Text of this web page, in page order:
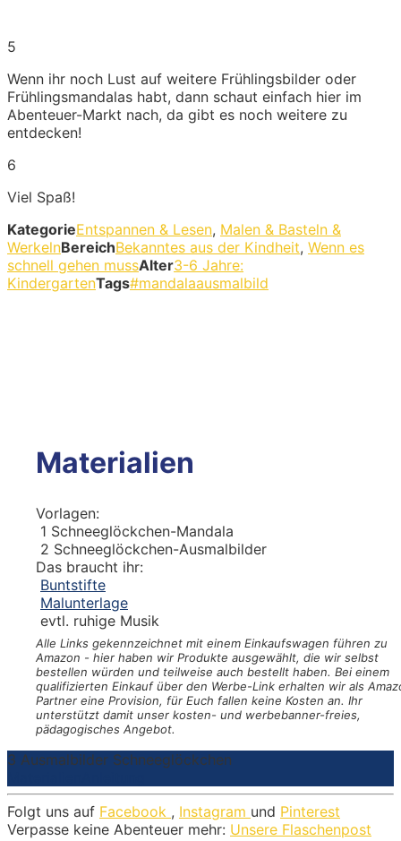
5
Wenn ihr noch Lust auf weitere Frühlingsbilder oder
Frühlingsmandalas habt, dann schaut einfach hier im
Abenteuer-Markt nach, da gibt es noch weitere zu
entdecken!
6
Viel Spaß!
KategorieEntspannen & Lesen, Malen & Basteln &
WerkelnBereichBekanntes aus der Kindheit, Wenn es
schnell gehen mussAlter3-6 Jahre:
KindergartenTags#mandalaausmalbild
Materialien
Vorlagen:
1 Schneeglöckchen-Mandala
2 Schneeglöckchen-Ausmalbilder
Das braucht ihr:
Buntstifte
Malunterlage
evtl. ruhige Musik
Alle Links gekennzeichnet mit einem Einkaufswagen führen zu
Amazon - hier haben wir Produkte ausgewählt, die wir selbst
bestellen würden und teilweise auch bestellt haben. Bei einem
qualifizierten Einkauf über den Werbe-Link erhalten wir als
Partner eine Provision, für Euch fallen keine Kosten an. Ihr
unterstützt damit unser kosten- und werbebanner-freies,
pädagogisches Angebot.
3 Ausmalbilder Schneeglöckchen
Folgt uns auf Facebook , Instagram und Pinterest
Verpasse keine Abenteuer mehr: Unsere Flaschenpost